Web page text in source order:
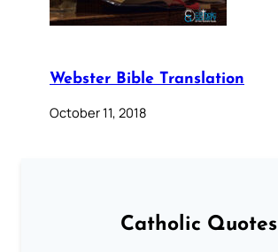
Webster Bible Translation
October 11, 2018
Catholic Quotes